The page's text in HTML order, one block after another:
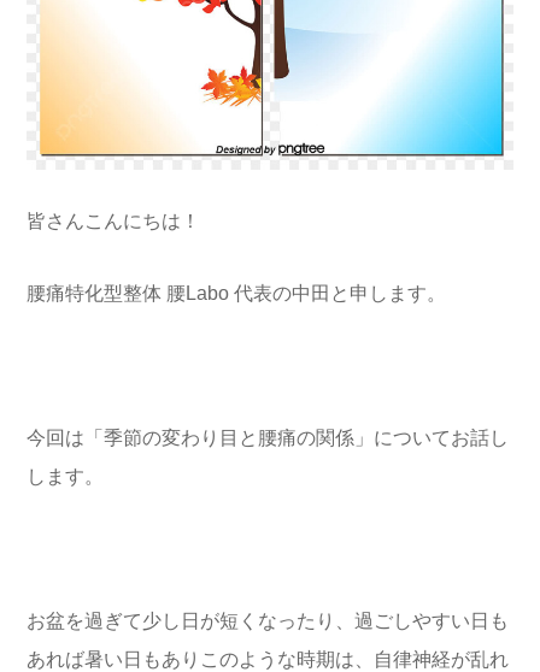
皆さんこんにちは！
腰痛特化型整体 腰Labo 代表の中田と申します。
今回は「季節の変わり目と腰痛の関係」についてお話し
します。
お盆を過ぎて少し日が短くなったり、過ごしやすい日も
あれば暑い日もありこのような時期は、自律神経が乱れ